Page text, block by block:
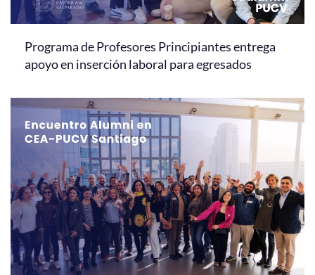
Programa de Profesores Principiantes entrega
apoyo en inserción laboral para egresados